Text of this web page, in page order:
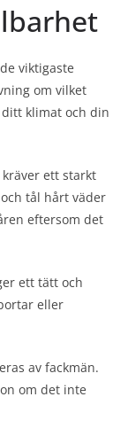
viktigaste
om vilket
klimat och din
ett starkt
tål hårt väder
eftersom det
ett tätt och
eller
av fackmän.
om det inte